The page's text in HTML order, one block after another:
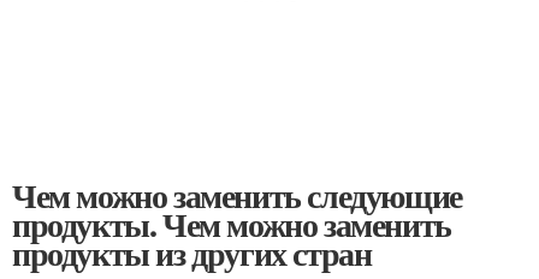
Чем можно заменить следующие
продукты. Чем можно заменить
продукты из других стран